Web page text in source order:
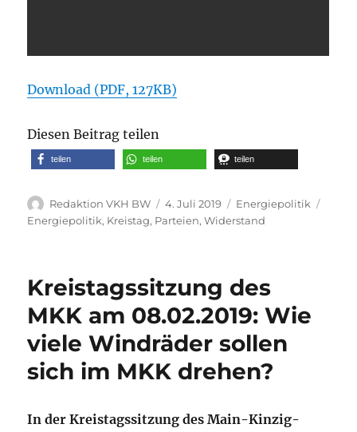
Download (PDF, 127KB)
Diesen Beitrag teilen
teilen teilen teilen
Autor
Redaktion VKH BW
Veröffentlicht
am
4. Juli 2019 Kategorien
Energiepolitik
Energiepolitik, Kreistag, Parteien,Widerstand
Kreistagssitzung des
MKK am 08.02.2019: Wie
viele Windräder sollen
sich im MKK drehen?
In der Kreistagssitzung des Main-Kinzig-